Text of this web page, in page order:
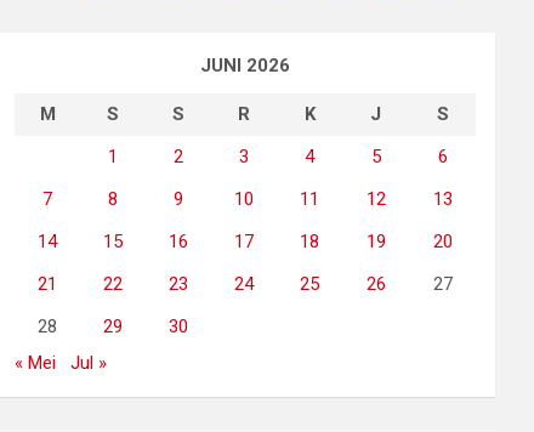
JUNI 2026
M S S R K J
S
1
2 3 4 5
6
7
8 9 10 11 12
13
14
15 16 17 18 19
20
21
22 23 24 25 26
27
28
29
30
« Mei
Jul »